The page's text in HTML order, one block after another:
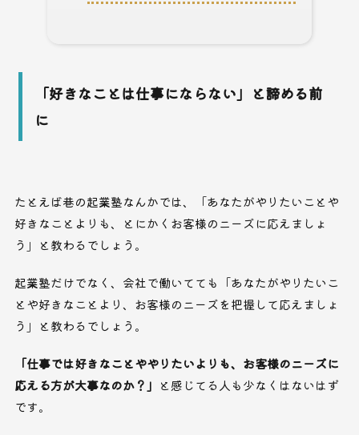
「好きなことは仕事にならない」と諦める前
に
たとえば巷の起業塾なんかでは、「あなたがやりたいことや
好きなことよりも、とにかくお客様のニーズに応えましょ
う」と教わるでしょう。
起業塾だけでなく、会社で働いてても「あなたがやりたいこ
とや好きなことより、お客様のニーズを把握して応えましょ
う」と教わるでしょう。
「仕事では好きなことややりたいよりも、お客様のニーズに
応える方が大事なのか？」 と感じてる人も少なくはないはず
です。